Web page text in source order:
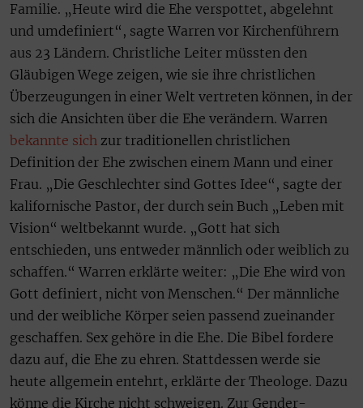
Familie. „Heute wird die Ehe verspottet, abgelehnt
und umdefiniert“, sagte Warren vor Kirchenführern
aus 23 Ländern. Christliche Leiter müssten den
Gläubigen Wege zeigen, wie sie ihre christlichen
Überzeugungen in einer Welt vertreten können, in der
sich die Ansichten über die Ehe verändern. Warren
bekannte sich zur traditionellen christlichen
Definition der Ehe zwischen einem Mann und einer
Frau. „Die Geschlechter sind Gottes Idee“, sagte der
kalifornische Pastor, der durch sein Buch „Leben mit
Vision“ weltbekannt wurde. „Gott hat sich
entschieden, uns entweder männlich oder weiblich zu
schaffen.“ Warren erklärte weiter: „Die Ehe wird von
Gott definiert, nicht von Menschen.“ Der männliche
und der weibliche Körper seien passend zueinander
geschaffen. Sex gehöre in die Ehe. Die Bibel fordere
dazu auf, die Ehe zu ehren. Stattdessen werde sie
heute allgemein entehrt, erklärte der Theologe. Dazu
könne die Kirche nicht schweigen. Zur Gender-